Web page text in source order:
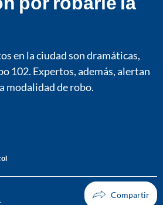
en la ciudad son dramáticas,
102. Expertos, además, alertan
modalidad de robo.